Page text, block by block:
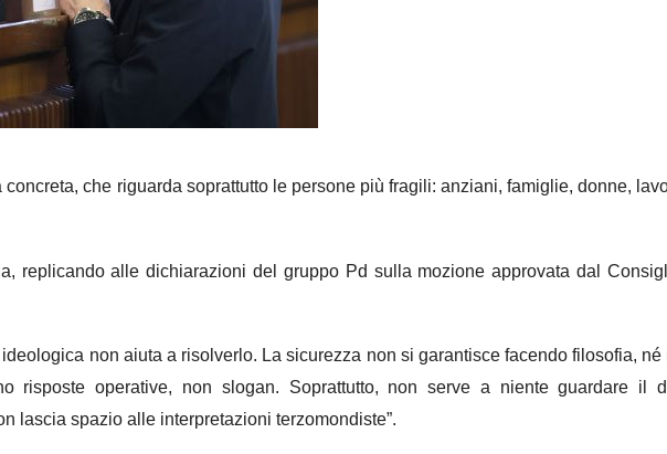
che riguarda soprattutto le persone più fragili: anziani, famiglie, donne,
replicando alle dichiarazioni del gruppo Pd sulla mozione approvata dal
non aiuta a risolverlo. La sicurezza non si garantisce facendo filosofia,
risposte operative, non slogan. Soprattutto, non serve a niente guardare il
lascia spazio alle interpretazioni terzomondiste”.